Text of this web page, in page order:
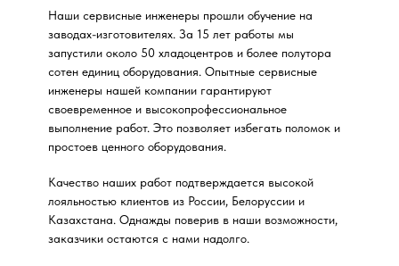
Качество наших работ подтверждается высокой
лояльностью клиентов из России, Белоруссии и
Казахстана. Однажды поверив в наши возможности,
заказчики остаются с нами надолго.
Наши сервисные инженеры прошли обучение на
заводах-изготовителях. За 15 лет работы мы
запустили около 50 хладоцентров и более полутора
сотен единиц оборудования. Опытные сервисные
инженеры нашей компании гарантируют
своевременное и высокопрофессиональное
выполнение работ. Это позволяет избегать поломок и
простоев ценного оборудования.